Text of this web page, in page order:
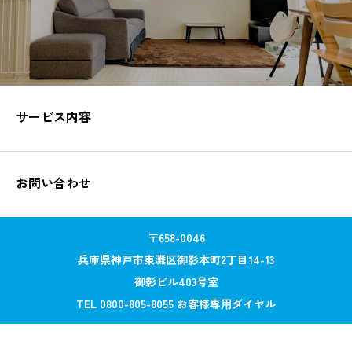
サービス内容
お問い合わせ
〒658-0046
兵庫県神戸市東灘区御影本町2丁目14-13
御影ビル403号室
TEL 0800-805-8055 お客様専⽤ダイヤル